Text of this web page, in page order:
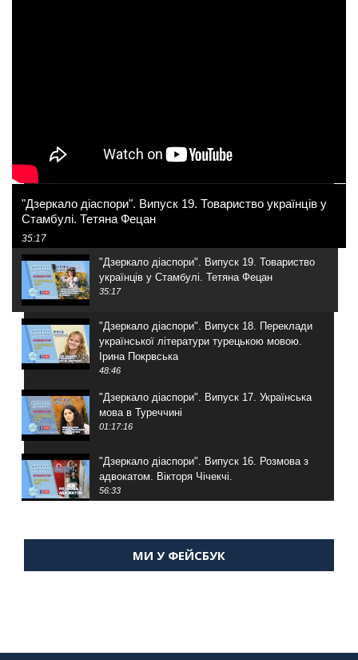
"Дзеркало діаспори". Випуск 19. Товариство українців у
Стамбулі. Тетяна Фецан
35:17
"Дзеркало діаспори". Випуск 19. Товариство
українців у Стамбулі. Тетяна Фецан
35:17
"Дзеркало діаспори". Випуск 18. Переклади
української літератури турецькою мовою.
Ірина Покрвська
48:46
"Дзеркало діаспори". Випуск 17. Українська
мова в Туреччині
01:17:16
"Дзеркало діаспори". Випуск 16. Розмова з
адвокатом. Вікторя Чічекчі.
56:33
Мухарський про життя в Туреччині
"Дзеркало діаспори". Випуск 13. МУШ в
МИ У ФЕЙСБУК